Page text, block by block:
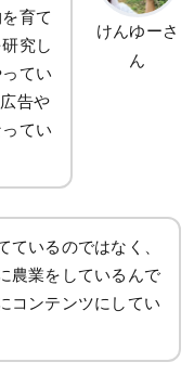
育て
究し
てい
告や
てい
けんゆーさ
ん
ているのではなく、
農業をしているんで
ンテンツにしてい